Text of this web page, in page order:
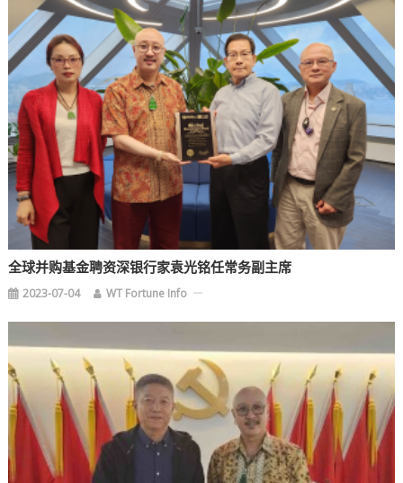
全球并购基金聘资深银行家袁光铭任常务副主席
2023-07-04 WT Fortune Info